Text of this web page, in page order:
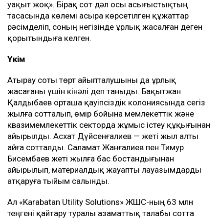
уақыт жоқ». Бірақ сот дәл осы асығыстықтың
тасасында көлемі асыра көрсетілген құжаттар
рәсімделіп, соның негізінде ұрлық жасалған деген
қорытындыға келген.
Үкім
Атырау соты төрт айыпталушыны да ұрлық
жасағаны үшін кінәлі деп таныды. Бақытжан
Қалдыбаев орташа қауіпсіздік колониясында сегіз
жылға сотталып, өмір бойына мемлекеттік және
квазимемлекеттік секторда жұмыс істеу құқығынан
айырылды. Асхат Дүйсенғалиев — жеті жыл алты
айға сотталды. Саламат Жанғалиев пен Тимур
Бисембаев жеті жылға бас бостандығынан
айырылып, материалдық жауапты лауазымдарды
атқаруға тыйым салынды.
Ал «Karabatan Utility Solutions» ЖШС-ның 63 млн
теңгені қайтару туралы азаматтық талабы сотта